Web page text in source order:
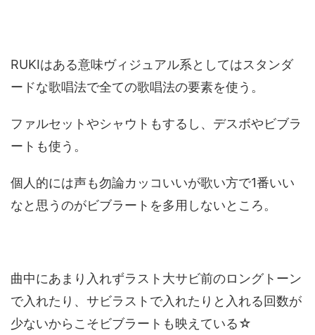
RUKIはある意味ヴィジュアル系としてはスタンダ
ードな歌唱法で全ての歌唱法の要素を使う。
ファルセットやシャウトもするし、デスボやビブラ
ートも使う。
個人的には声も勿論カッコいいが歌い方で1番いい
なと思うのがビブラートを多用しないところ。
曲中にあまり入れずラスト大サビ前のロングトーン
で入れたり、サビラストで入れたりと入れる回数が
少ないからこそビブラートも映えている☆